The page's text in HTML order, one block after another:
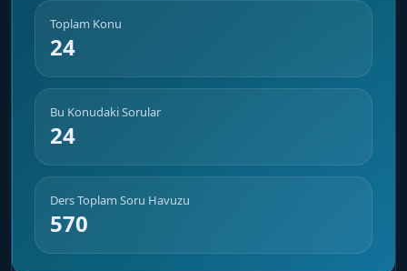
Toplam Konu
24
Bu Konudaki Sorular
24
Ders Toplam Soru Havuzu
570